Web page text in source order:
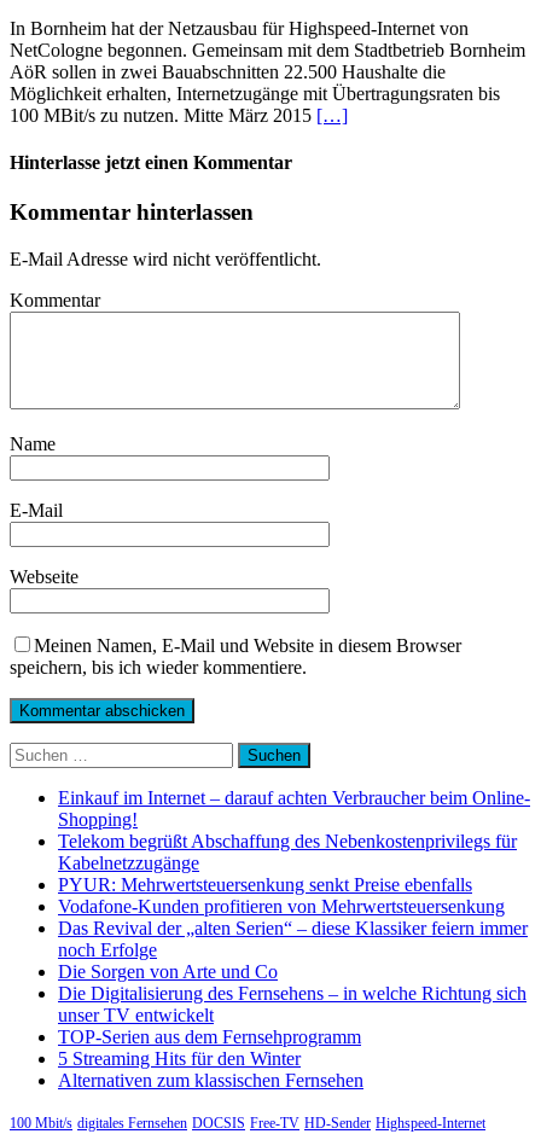
In Bornheim hat der Netzausbau für Highspeed-Internet von
NetCologne begonnen. Gemeinsam mit dem Stadtbetrieb Bornheim
AöR sollen in zwei Bauabschnitten 22.500 Haushalte die
Möglichkeit erhalten, Internetzugänge mit Übertragungsraten bis
100 MBit/s zu nutzen. Mitte März 2015 […]
Hinterlasse jetzt einen Kommentar
Kommentar hinterlassen
E-Mail Adresse wird nicht veröffentlicht.
Kommentar
Name
E-Mail
Webseite
Meinen Namen, E-Mail und Website in diesem Browser
speichern, bis ich wieder kommentiere.
Suchen
nach:
Einkauf im Internet – darauf achten Verbraucher beim Online-
Shopping!
Telekom begrüßt Abschaffung des Nebenkostenprivilegs für
Kabelnetzzugänge
PYUR: Mehrwertsteuersenkung senkt Preise ebenfalls
Vodafone-Kunden profitieren von Mehrwertsteuersenkung
Das Revival der „alten Serien“ – diese Klassiker feiern immer
noch Erfolge
Die Sorgen von Arte und Co
Die Digitalisierung des Fernsehens – in welche Richtung sich
unser TV entwickelt
TOP-Serien aus dem Fernsehprogramm
5 Streaming Hits für den Winter
Alternativen zum klassischen Fernsehen
100 Mbit/s digitales Fernsehen DOCSIS Free-TV HD-Sender Highspeed-Internet